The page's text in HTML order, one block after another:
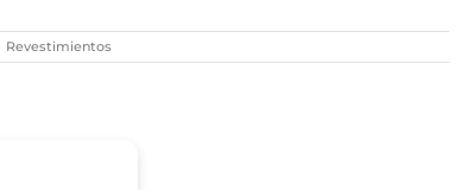
Revestimientos